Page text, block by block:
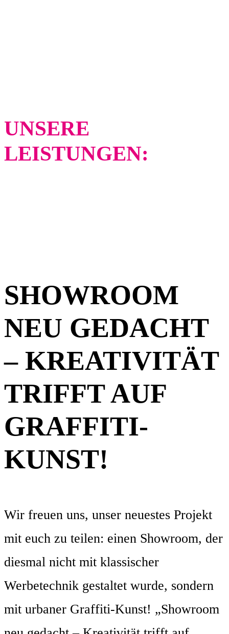
UNSERE
LEISTUNGEN:
SHOWROOM
NEU GEDACHT
– KREATIVITÄT
TRIFFT AUF
GRAFFITI-
KUNST!
Wir freuen uns, unser neuestes Projekt
mit euch zu teilen: einen Showroom, der
diesmal nicht mit klassischer
Werbetechnik gestaltet wurde, sondern
mit urbaner Graffiti-Kunst! „Showroom